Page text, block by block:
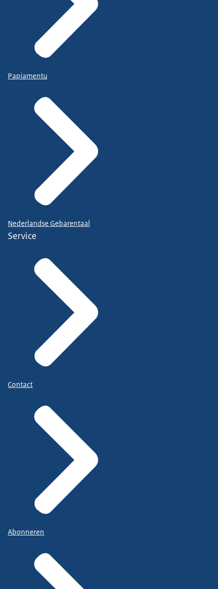
Papiamentu
Nederlandse Gebarentaal
Service
Contact
Abonneren